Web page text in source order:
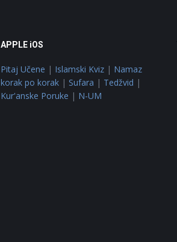
APPLE iOS
Pitaj Učene | Islamski Kviz | Namaz
korak po korak | Sufara | Tedžvid |
Kur'anske Poruke | N-UM